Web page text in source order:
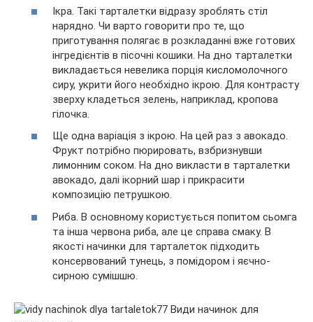
Ікра. Такі тарталетки відразу зроблять стіл
нарядно. Чи варто говорити про те, що
приготування полягає в розкладанні вже готових
інгредієнтів в пісочні кошики. На дно тарталетки
викладається невелика порція кисломолочного
сиру, укрити його необхідно ікрою. Для контрасту
зверху кладеться зелень, наприклад, кропова
гілочка.
Ще одна варіація з ікрою. На цей раз з авокадо.
Фрукт потрібно пюрировать, взбризнувши
лимонним соком. На дно викласти в тарталетки
авокадо, далі ікорний шар і прикрасити
композицію петрушкою.
Риба. В основному користується попитом сьомга
та інша червона риба, але це справа смаку. В
якості начинки для тарталеток підходить
консервований тунець, з помідором і яєчно-
сирною сумішшю.